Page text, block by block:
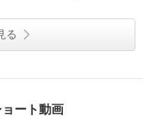
る
ート動画